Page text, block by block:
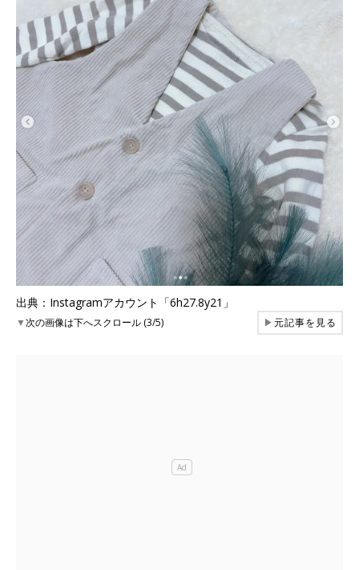
出典：Instagramアカウント「6h27.8y21」
▼次の画像は下へスクロール (3/5) ▶元記事を見る